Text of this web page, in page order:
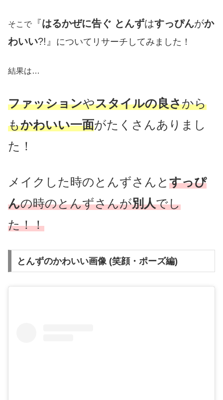
そこで 『はるかぜに告ぐ とんずはすっぴんがか
わいい?!』 についてリサーチしてみました！
結果は…
ファッションやスタイルの良さから
もかわいい一面がたくさんありまし
た！
メイクした時のとんずさんと すっぴ
んの時のとんずさんが別人でし
た！！
とんずのかわいい画像 (笑顔・ポーズ編)